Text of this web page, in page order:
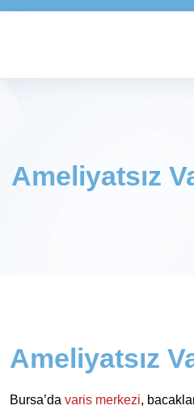
Ameliyatsız
Ameliyatsız
Bursa’da varis merkezi,